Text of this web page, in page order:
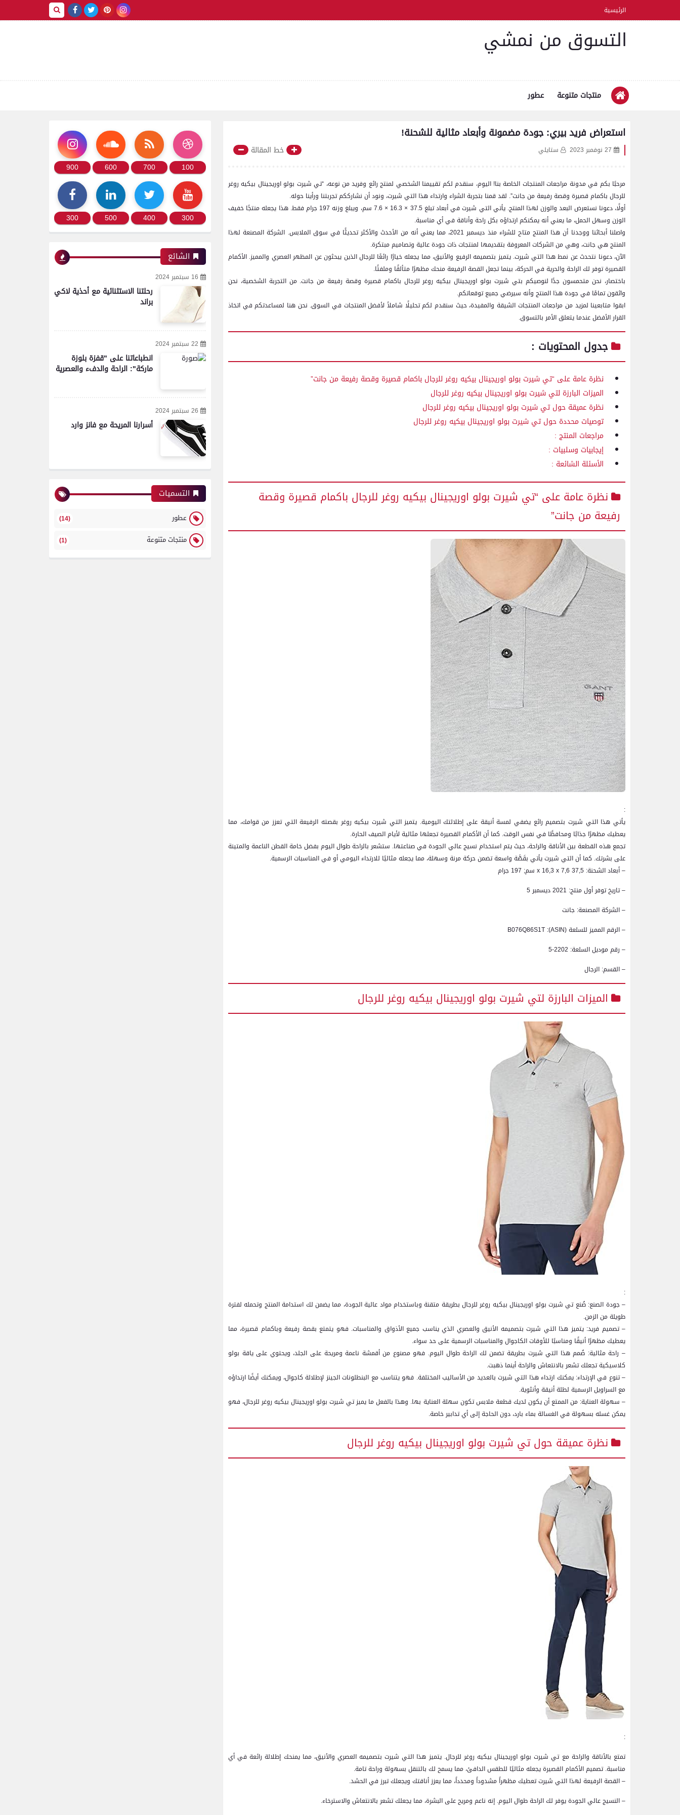
الرئيسية
التسوق من نمشي
منتجات متنوعة عطور
استعراض فريد بيري: جودة مضمونة وأبعاد مثالية للشحنة!
27 نوفمبر 2023 ستايلي خط المقالة
مرحبًا بكم في مدونة مراجعات المنتجات الخاصة بنا! اليوم، سنقدم لكم تقييمنا الشخصي لمنتج رائع وفريد من نوعه، “تي شيرت بولو اوريجينال بيكيه روغر
للرجال باكمام قصيرة وقصة رفيعة من جانت”. لقد قمنا بتجربة الشراء وارتداء هذا التي شيرت، ونود أن نشارككم تجربتنا ورأينا حوله.
أولًا، دعونا نستعرض البعد والوزن لهذا المنتج. يأتي التي شيرت في أبعاد تبلغ 37.5 × 16.3 × 7.6 سم، ويبلغ وزنه 197 جرام فقط. هذا يجعله منتجًا خفيف
الوزن وسهل الحمل، ما يعني أنه يمكنكم ارتداؤه بكل راحة وأناقة في أي مناسبة.
واصلنا أبحاثنا ووجدنا أن هذا المنتج متاح للشراء منذ ديسمبر 2021، مما يعني أنه من الأحدث والأكثر تحديثًا في سوق الملابس. الشركة المصنعة لهذا
المنتج هي جانت، وهي من الشركات المعروفة بتقديمها لمنتجات ذات جودة عالية وتصاميم مبتكرة.
الآن، دعونا نتحدث عن نمط هذا التي شيرت. يتميز بتصميمه الرفيع والأنيق، مما يجعله خيارًا رائعًا للرجال الذين يبحثون عن المظهر العصري والمميز. الأكمام
القصيرة توفر لك الراحة والحرية في الحركة، بينما تجعل القصة الرفيعة منحك مظهرًا متألقًا وملفتًا.
باختصار، نحن متحمسون جدًا لنوصيكم بتي شيرت بولو اوريجينال بيكيه روغر للرجال باكمام قصيرة وقصة رفيعة من جانت. من التجربة الشخصية، نحن
واثقون تمامًا في جودة هذا المنتج وأنه سيرضي جميع توقعاتكم.
ابقوا متابعينا لمزيد من مراجعات المنتجات الشيقة والمفيدة، حيث سنقدم لكم تحليلًا شاملاً لأفضل المنتجات في السوق. نحن هنا لمساعدتكم في اتخاذ
القرار الأفضل عندما يتعلق الأمر بالتسوق.
جدول المحتويات :
نظرة عامة على “تي شيرت بولو اوريجينال بيكيه روغر للرجال باكمام قصيرة وقصة رفيعة من جانت”
الميزات البارزة لتي شيرت بولو اوريجينال بيكيه روغر للرجال
نظرة عميقة حول تي شيرت بولو اوريجينال بيكيه روغر للرجال
توصيات محددة حول تي شيرت بولو اوريجينال بيكيه روغر للرجال
مراجعات المنتج :
إيجابيات وسلبيات :
الأسئلة الشائعة :
نظرة عامة على “تي شيرت بولو اوريجينال بيكيه روغر للرجال باكمام قصيرة وقصة
رفيعة من جانت”
:
يأتي هذا التي شيرت بتصميم رائع يضفي لمسة أنيقة على إطلالتك اليومية. يتميز التي شيرت بيكيه روغر بقصته الرفيعة التي تعزز من قوامك، مما
يعطيك مظهرًا جذابًا ومحافظًا في نفس الوقت. كما أن الأكمام القصيرة تجعلها مثالية لأيام الصيف الحارة.
تجمع هذه القطعة بين الأناقة والراحة، حيث يتم استخدام نسيج عالي الجودة في صناعتها. ستشعر بالراحة طوال اليوم بفضل خامة القطن الناعمة والمتينة
على بشرتك. كما أن التي شيرت يأتي بقَصَّة واسعة تضمن حركة مرنة وسهلة، مما يجعله مثاليًا للارتداء اليومي أو في المناسبات الرسمية.
– أبعاد الشحنة: 37,5 x 16,3 x 7,6 سم; 197 جرام
– تاريخ توفر أول منتج: 2021 ديسمبر 5
– الشركة المصنعة: جانت
– الرقم المميز للسلعة (ASIN): B076Q86S1T
– رقم موديل السلعة: 2202-5
– القسم: الرجال
الميزات البارزة لتي شيرت بولو اوريجينال بيكيه روغر للرجال
:
– جودة الصنع: صُنع تي شيرت بولو اوريجينال بيكيه روغر للرجال بطريقة متقنة وباستخدام مواد عالية الجودة، مما يضمن لك استدامة المنتج وتحمله لفترة
طويلة من الزمن.
– تصميم فريد: يتميز هذا التي شيرت بتصميمه الأنيق والعصري الذي يناسب جميع الأذواق والمناسبات. فهو يتمتع بقصة رفيعة وباكمام قصيرة، مما
يعطيك مظهرًا أنيقًا ومناسبًا للأوقات الكاجوال والمناسبات الرسمية على حد سواء.
– راحة مثالية: صُمم هذا التي شيرت بطريقة تضمن لك الراحة طوال اليوم. فهو مصنوع من أقمشة ناعمة ومريحة على الجلد، ويحتوي على ياقة بولو
كلاسيكية تجعلك تشعر بالانتعاش والراحة أينما ذهبت.
– تنوع في الإرتداء: يمكنك ارتداء هذا التي شيرت بالعديد من الأساليب المختلفة. فهو يتناسب مع البنطلونات الجينز لإطلالة كاجوال، ويمكنك أيضًا ارتداؤه
مع السراويل الرسمية لطلة أنيقة وأنثوية.
– سهولة العناية: من الممتع أن يكون لديك قطعة ملابس تكون سهلة العناية بها. وهذا بالفعل ما يميز تي شيرت بولو اوريجينال بيكيه روغر للرجال، فهو
يمكن غسله بسهولة في الغسالة بماء بارد، دون الحاجة إلى أي تدابير خاصة.
نظرة عميقة حول تي شيرت بولو اوريجينال بيكيه روغر للرجال
:
تمتع بالأناقة والراحة مع تي شيرت بولو اوريجينال بيكيه روغر للرجال. يتميز هذا التي شيرت بتصميمه العصري والأنيق، مما يمنحك إطلالة رائعة في أي
مناسبة. تصميم الأكمام القصيرة يجعله مثاليًا للطقس الدافئ، مما يسمح لك بالتنقل بسهولة وراحة تامة.
– القصة الرفيعة لهذا التي شيرت تعطيك مظهراً مشدوداً ومحدداً، مما يعزز أناقتك ويجعلك تبرز في الحشد.
– النسيج عالي الجودة يوفر لك الراحة طوال اليوم. إنه ناعم ومريح على البشرة، مما يجعلك تشعر بالانتعاش والاسترخاء.
100
700
600
900
300
400
500
300
الشائع
16 سبتمبر 2024
رحلتنا الاستثنائية مع أحذية لاكي
براند
22 سبتمبر 2024
انطباعاتنا على "قفزة بلوزة
ماركة": الراحة والدفء والعصرية
26 سبتمبر 2024
أسرارنا المريحة مع فانز وارد
التسميات
عطور (14)
منتجات متنوعة (1)